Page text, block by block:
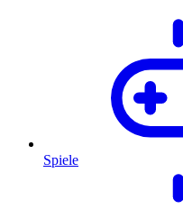
Spiele